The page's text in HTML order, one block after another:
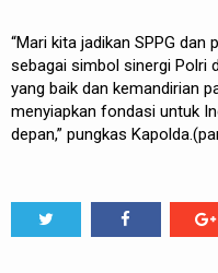
“Mari kita jadikan SPPG
sebagai simbol sinergi Polri
yang baik dan kemandirian
menyiapkan fondasi untuk
depan,” pungkas